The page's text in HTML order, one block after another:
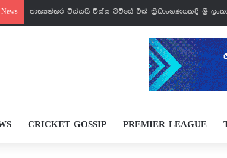
පැතුම්ට මරු වැඩක් වෙන්නයි යන්නේ
CRICKET GOSSIP PREMIER LEAGUE